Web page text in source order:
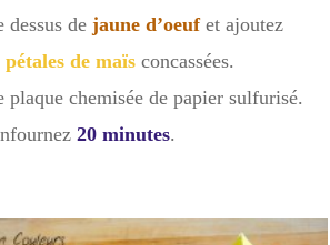
dessus de jaune d’oeufet ajoutez
pétales de maïs concassées.
plaque chemisée de papier sulfurisé.
20 minutes.